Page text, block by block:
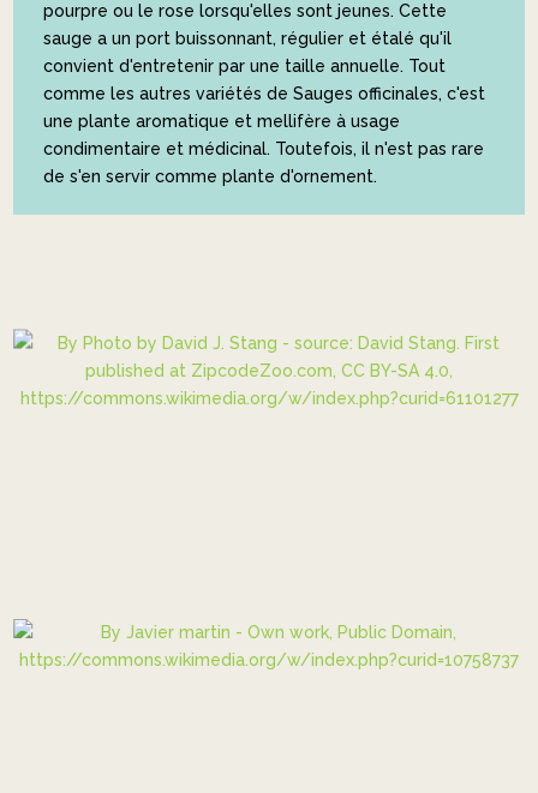
pourpre ou le rose lorsqu'elles sont jeunes. Cette
sauge a un port buissonnant, régulier et étalé qu'il
convient d'entretenir par une taille annuelle. Tout
comme les autres variétés de Sauges officinales, c'est
une plante aromatique et mellifère à usage
condimentaire et médicinal. Toutefois, il n'est pas rare
de s'en servir comme plante d'ornement.